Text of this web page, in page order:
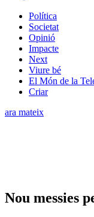
Política
Societat
Opinió
Impacte
Next
Viure bé
El Món de la
Criar
ara mateix
Nou messies